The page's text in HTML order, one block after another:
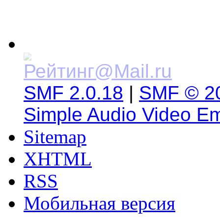
SMF 2.0.18 | SMF ©
Simple Audio Video
Sitemap
XHTML
RSS
Мобильная версия